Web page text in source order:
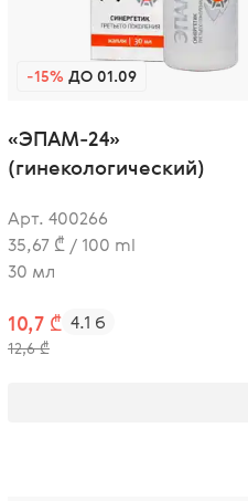
-15% ДО 01.09
«ЭПАМ-24»
(гинекологический)
Арт. 400266
35,67 ₾ / 100 ml
30 мл
10,7 ₾
12,6 ₾
4.1 б